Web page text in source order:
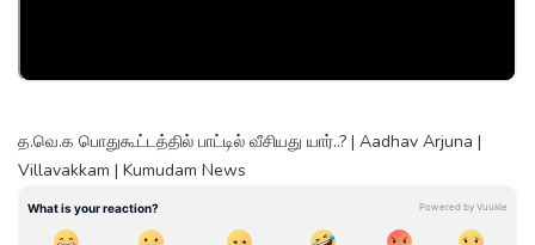
த.வெ.க பொதுகூட்டத்தில் பாட்டில் வீசியது யார்..? | Aadhav Arjuna |
Villavakkam | Kumudam News